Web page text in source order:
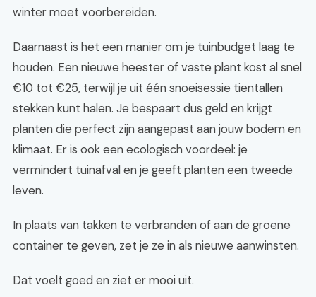
winter moet voorbereiden.
Daarnaast is het een manier om je tuinbudget laag te
houden. Een nieuwe heester of vaste plant kost al snel
€10 tot €25, terwijl je uit één snoeisessie tientallen
stekken kunt halen. Je bespaart dus geld en krijgt
planten die perfect zijn aangepast aan jouw bodem en
klimaat. Er is ook een ecologisch voordeel: je
vermindert tuinafval en je geeft planten een tweede
leven.
In plaats van takken te verbranden of aan de groene
container te geven, zet je ze in als nieuwe aanwinsten.
Dat voelt goed en ziet er mooi uit.